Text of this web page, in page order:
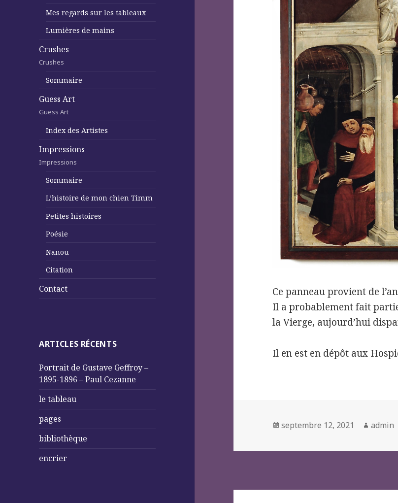
Mes regards sur les tableaux
Lumières de mains
Crushes
Crushes
Sommaire
Guess Art
Guess Art
Index des Artistes
Impressions
Impressions
Sommaire
L’histoire de mon chien Timm
Petites histoires
Poésie
Nanou
Citation
Contact
ARTICLES RÉCENTS
Portrait de Gustave Geffroy –
1895-1896 – Paul Cezanne
le tableau
pages
bibliothèque
encrier
Ce panneau provient de
Il a probablement fait
la Vierge, aujourd’hui
Il en est en dépôt aux
Posted
septembre 12, 2021 Author
admin